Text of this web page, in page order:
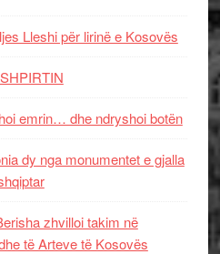
Lleshi për lirinë e Kosovës
emrin… dhe ndryshoi botën
dy nga monumentet e gjalla
zhvilloi takim në
të Arteve të Kosovës